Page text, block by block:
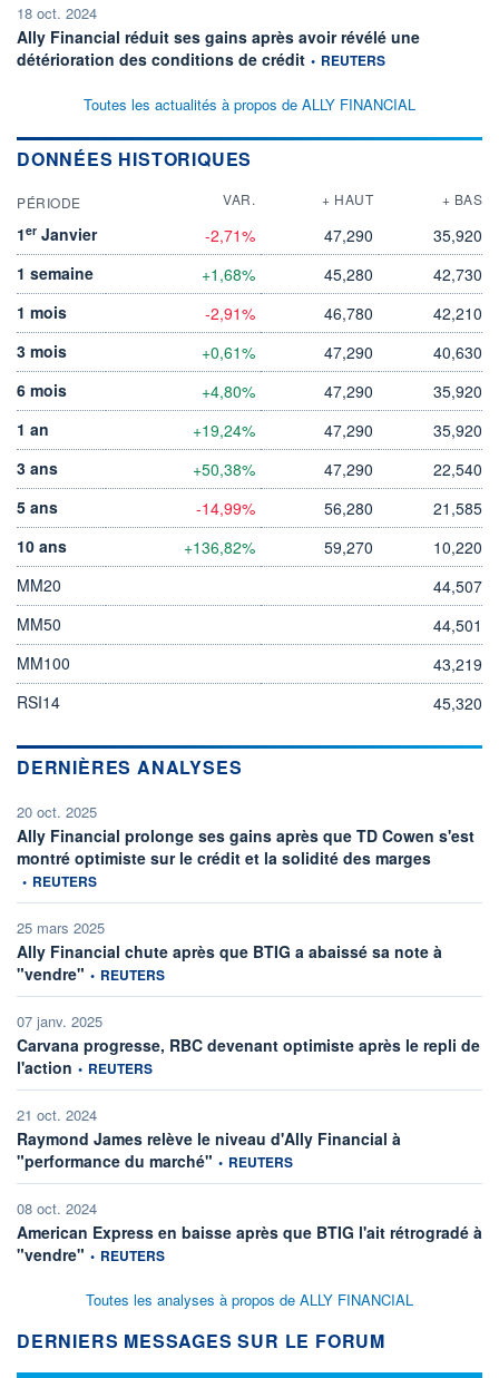
18 oct. 2024
Ally Financial réduit ses gains après avoir révélé une
détérioration des conditions de créditinformation fournie par
• REUTERS
Toutes les actualités à propos de ALLY FINANCIAL
DONNÉES HISTORIQUES
PÉRIODE VAR. + HAUT + BAS
1er Janvier -2,71% 47,290
35,920
1 semaine
+1,68% 45,280
42,730
1 mois
-2,91% 46,780
42,210
3 mois
+0,61% 47,290
40,630
6 mois
+4,80% 47,290
35,920
1 an
+19,24% 47,290
35,920
3 ans
+50,38% 47,290
22,540
5 ans
-14,99% 56,280
21,585
10 ans
+136,82% 59,270
10,220
MM20
44,507
MM50
44,501
MM100
43,219
RSI14
45,320
DERNIÈRES ANALYSES
20 oct. 2025
Ally Financial prolonge ses gains après que TD Cowen s'est
montré optimiste sur le crédit et la solidité des marges
• REUTERS
25 mars 2025
Ally Financial chute après que BTIG a abaissé sa note à
"vendre" information fournie par
• REUTERS
07 janv. 2025
Carvana progresse, RBC devenant optimiste après le repli de
l'action information fournie par
• REUTERS
21 oct. 2024
Raymond James relève le niveau d'Ally Financial à
"performance du marché" information fournie par
• REUTERS
08 oct. 2024
American Express en baisse après que BTIG l'ait rétrogradé à
"vendre" information fournie par
• REUTERS
Toutes les analyses à propos de ALLY FINANCIAL
DERNIERS MESSAGES SUR LE FORUM